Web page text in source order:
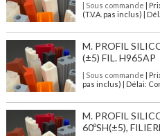
| Sous commande |
(T.V.A. pas inclus) |
M. PROFIL
(±5) FIL. H965AP
| Sous commande |
pas inclus) | Délai:
M. PROFIL
60ºSH(±5),